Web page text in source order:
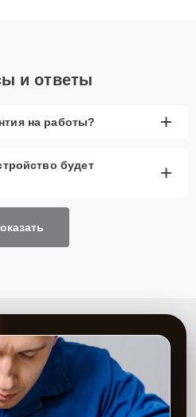
и ответы
на работы? +
будет
+